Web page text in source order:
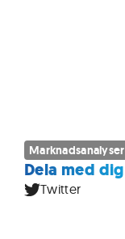
Marknadsanalyser
Dela med dig
Twitter